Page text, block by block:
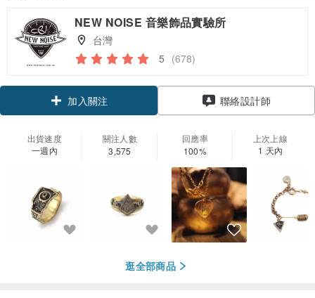
NEW NOISE 音樂飾品實驗所
台灣
5 (678)
加入關注 聯絡設計師
出貨速度
一週內
關注人數
3,575
回應率
100%
上次上線
1 天內
逛全部商品